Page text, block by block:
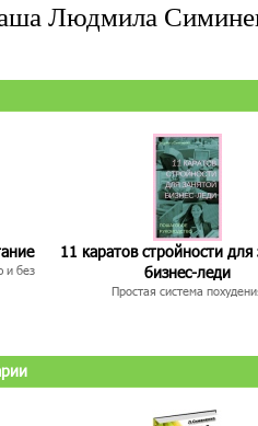
Людмила
и без
11 каратов стройности для
бизнес-леди
Простая система